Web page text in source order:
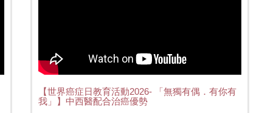
【世界癌症日教育活動2026- 「無獨有偶．有你有
我」】中西醫配合治癌優勢